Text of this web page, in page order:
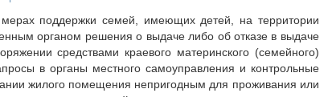
поддержки семей, имеющих детей, на территории
органом решения о выдаче либо об отказе в выдаче
средствами краевого материнского (семейного)
в органы местного самоуправления и контрольные
жилого помещения непригодным для проживания или